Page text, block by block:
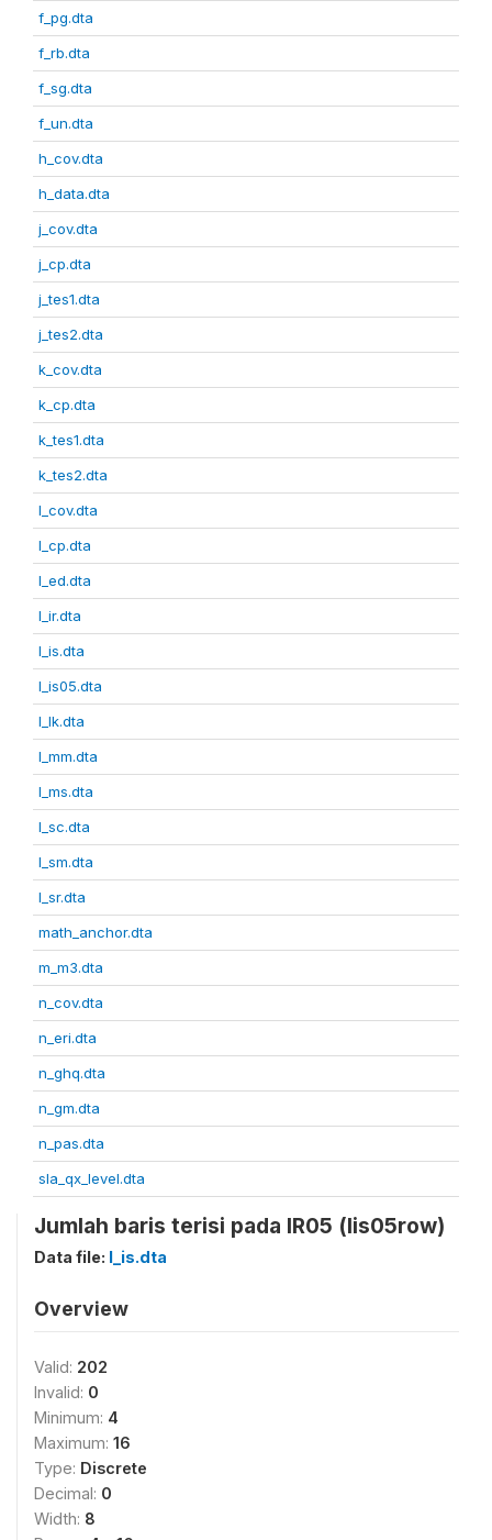
f_pg.dta
f_rb.dta
f_sg.dta
f_un.dta
h_cov.dta
h_data.dta
j_cov.dta
j_cp.dta
j_tes1.dta
j_tes2.dta
k_cov.dta
k_cp.dta
k_tes1.dta
k_tes2.dta
l_cov.dta
l_cp.dta
l_ed.dta
l_ir.dta
l_is.dta
l_is05.dta
l_lk.dta
l_mm.dta
l_ms.dta
l_sc.dta
l_sm.dta
l_sr.dta
math_anchor.dta
m_m3.dta
n_cov.dta
n_eri.dta
n_ghq.dta
n_gm.dta
n_pas.dta
sla_qx_level.dta
Jumlah baris terisi pada IR05 (lis05row)
Data file: l_is.dta
Overview
Valid: 202
Invalid: 0
Minimum: 4
Maximum: 16
Type: Discrete
Decimal: 0
Width: 8